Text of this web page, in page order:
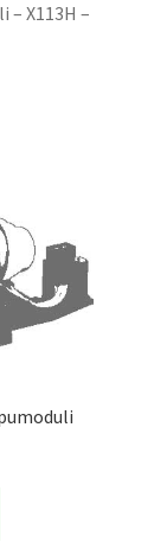
– X113H –